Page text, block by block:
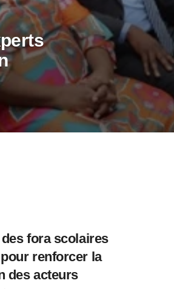
fora scolaires
renforcer la
des acteurs